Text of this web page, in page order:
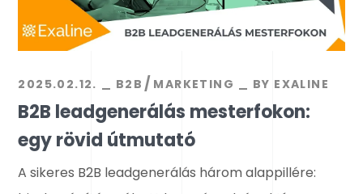
2025.02.12. B2B MARKETING BY EXALINE
B2B leadgenerálás mesterfokon:
egy rövid útmutató
A sikeres B2B leadgenerálás három alappillére: